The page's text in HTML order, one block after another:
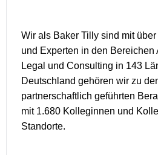
Wir als Baker Tilly sind mit
und Experten in den Bereichen
Legal und Consulting in 143
Deutschland gehören wir zu
partnerschaftlich geführten
mit 1.680 Kolleginnen und
Standorte.